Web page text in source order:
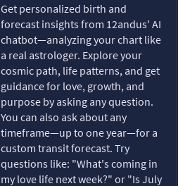
Get personalized birth and
forecast insights from 12andus' AI
chatbot—analyzing your chart like
a real astrologer. Explore your
cosmic path, life patterns, and get
guidance for love, growth, and
purpose by asking any question.
You can also ask about any
timeframe—up to one year—for a
custom transit forecast. Try
questions like: "What's coming in
my love life next week?" or "Is July